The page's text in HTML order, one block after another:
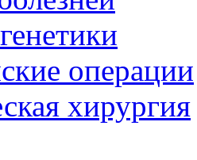
операции
хирургия